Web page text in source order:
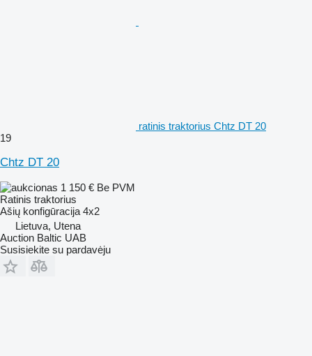
ratinis traktorius Chtz DT 20
19
Chtz DT 20
1 150 € Be PVM
Ratinis traktorius
Ašių konfigūracija 4x2
Lietuva, Utena
Auction Baltic UAB
Susisiekite su pardavėju